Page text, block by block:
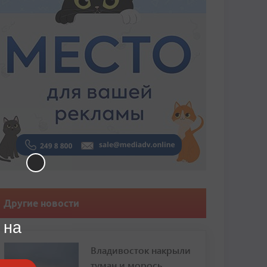
Другие новости
Владивосток накрыли